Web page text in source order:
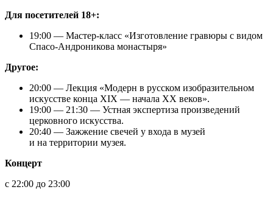
Для посетителей 18+:
19:00 — Мастер-класс «Изготовление гравюры с видом
Спасо-Андроникова монастыря»
Другое:
20:00 — Лекция «Модерн в русском изобразительном
искусстве конца XIX — начала XX веков».
19:00 — 21:30 — Устная экспертиза произведений
церковного искусства.
20:40 — Зажжение свечей у входа в музей
и на территории музея.
Концерт
с 22:00 до 23:00